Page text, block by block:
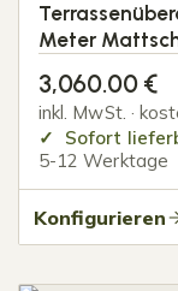
Meter
3,060.00 €
inkl. MwSt. ·
Sofort
5-12 Werktage
Konfigurieren